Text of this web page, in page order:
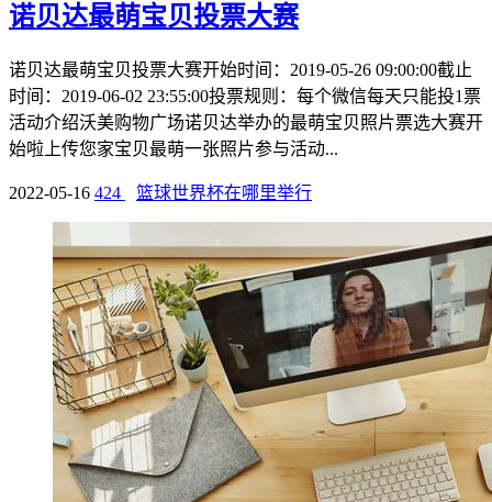
诺贝达最萌宝贝投票大赛
诺贝达最萌宝贝投票大赛开始时间：2019-05-26 09:00:00截止
时间：2019-06-02 23:55:00投票规则：每个微信每天只能投1票
活动介绍沃美购物广场诺贝达举办的最萌宝贝照片票选大赛开
始啦上传您家宝贝最萌一张照片参与活动...
2022-05-16 424 篮球世界杯在哪里举行